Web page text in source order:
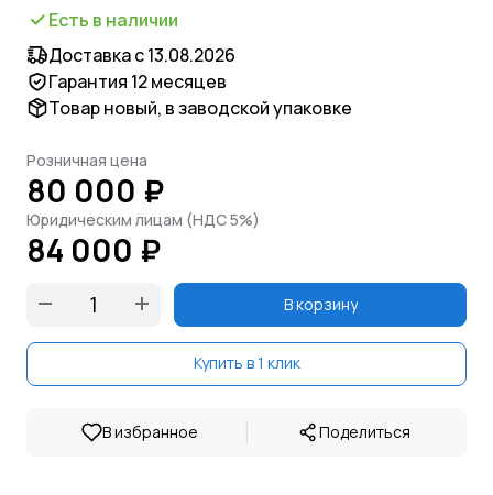
Есть в наличии
Доставка с 13.08.2026
Гарантия 12 месяцев
Товар новый, в заводской упаковке
Розничная цена
80 000 ₽
Юридическим лицам (НДС 5%)
84 000 ₽
В корзину
Купить в 1 клик
В избранное | Поделиться